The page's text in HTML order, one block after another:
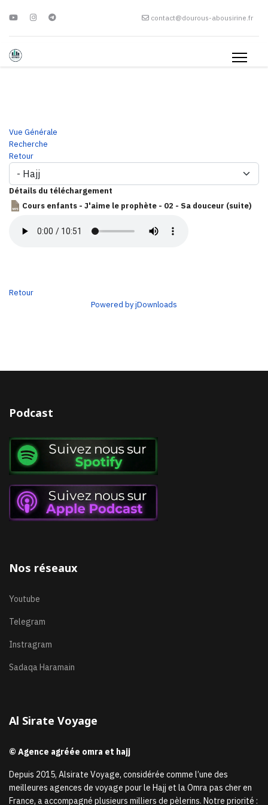
contact@dourous-abousirine.fr
Vue Générale
Recherche
Retour
Détails du téléchargement
Cours enfants - J'aime le prophète - 02 - Sa douceur (suite)
Retour
Powered by jDownloads
Podcast
Nos réseaux
Youtube
Telegram
Instragram
Sadaqa Haramain
Al Sirate Voyage
© Agence agréée omra et hajj
Depuis 2015, Alsirate Voyage, considérée comme l’une des
meilleures agences de voyage pour le Hajj et la Omra pas cher en
France, a accompagné plusieurs milliers de pèlerins. Notre priorité :